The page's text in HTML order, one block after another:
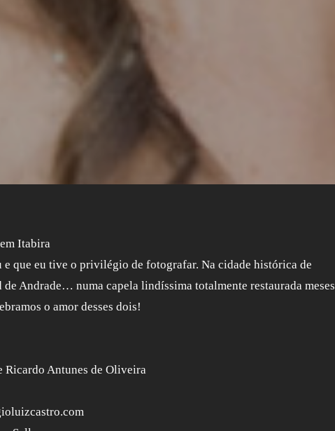
Itabira
e que eu tive o privilégio de fotografar. Na cidade histórica de
Andrade… numa capela lindíssima totalmente restaurada meses
o amor desses dois!
Ricardo Antunes de Oliveira